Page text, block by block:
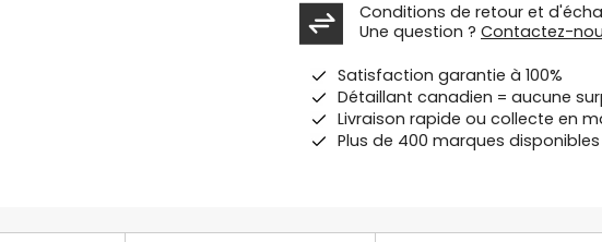
Conditions de retour et
Une question ? Contactez-
Satisfaction garantie à 100%
Détaillant canadien = aucune
Livraison rapide ou collecte en
Plus de 400 marques disponibles